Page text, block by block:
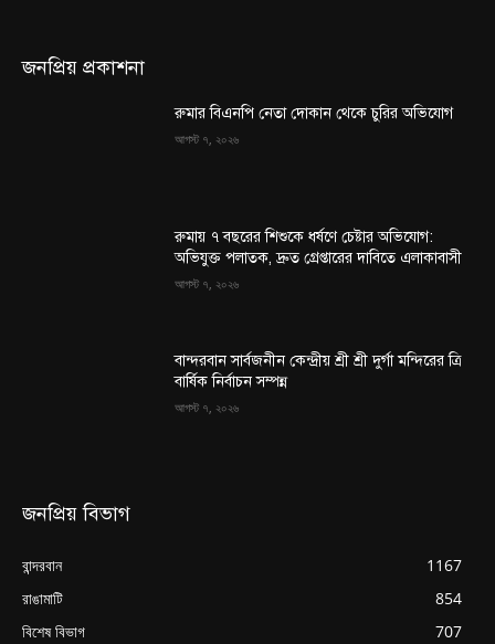
জনপ্রিয় প্রকাশনা
রুমার বিএনপি নেতা দোকান থেকে চুরির অভিযোগ
আগস্ট ৭, ২০২৬
রুমায় ৭ বছরের শিশুকে ধর্ষণে চেষ্টার অভিযোগ:
অভিযুক্ত পলাতক, দ্রুত গ্রেপ্তারের দাবিতে এলাকাবাসী
আগস্ট ৭, ২০২৬
বান্দরবান সার্বজনীন কেন্দ্রীয় শ্রী শ্রী দুর্গা মন্দিরের ত্রি
বার্ষিক নির্বাচন সম্পন্ন
আগস্ট ৭, ২০২৬
জনপ্রিয় বিভাগ
বান্দরবান
1167
রাঙামাটি
854
বিশেষ বিভাগ
707